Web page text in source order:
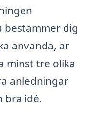
bestämmer dig
använda, är
minst tre olika
anledningar
bra idé.